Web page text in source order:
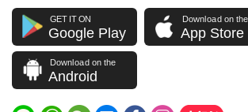
GET IT ON
Google Play
Download on the
App Store
Download on the
Android